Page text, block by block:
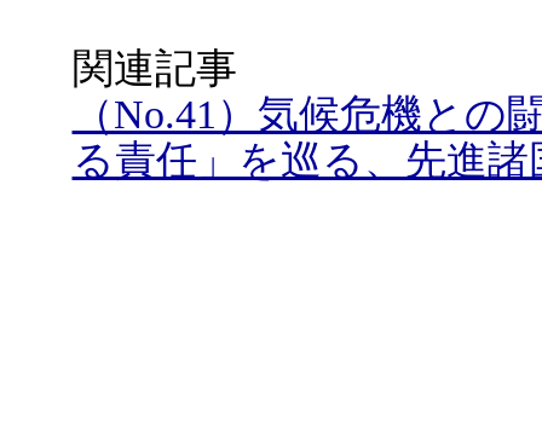
関連記事
（No.41）気候危機と
る責任」を巡る、先進